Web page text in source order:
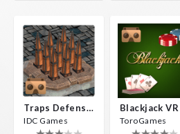
Traps Defense VR
IDC Games
Blackjack VR
ToroGames